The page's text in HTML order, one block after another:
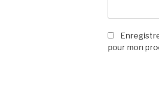
pour mon